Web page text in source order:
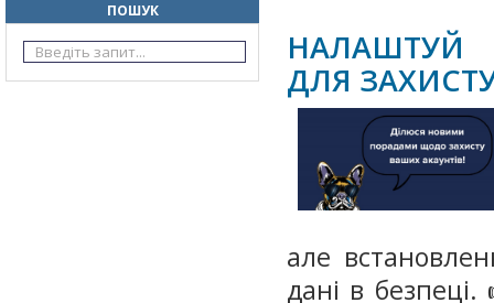
ПОШУК
НАЛАШТУЙ
ДЛЯ
але
дані в